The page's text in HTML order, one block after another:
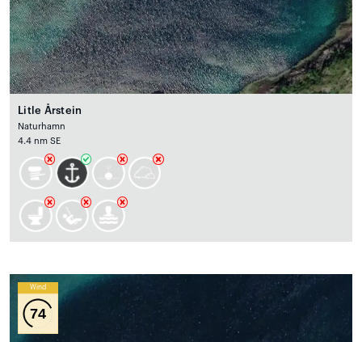
Litle Årstein
Naturhamn
4.4 nm SE
Wind
74